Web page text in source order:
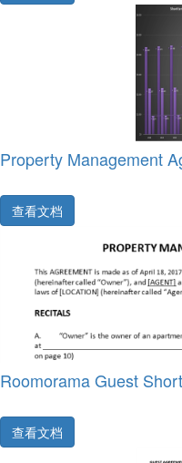
Property Management
查看文档
Roomorama Guest
查看文档